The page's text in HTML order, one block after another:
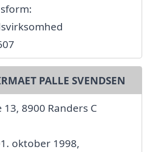
PALLE SVENDSEN
8900 Randers C
oktober 1998,